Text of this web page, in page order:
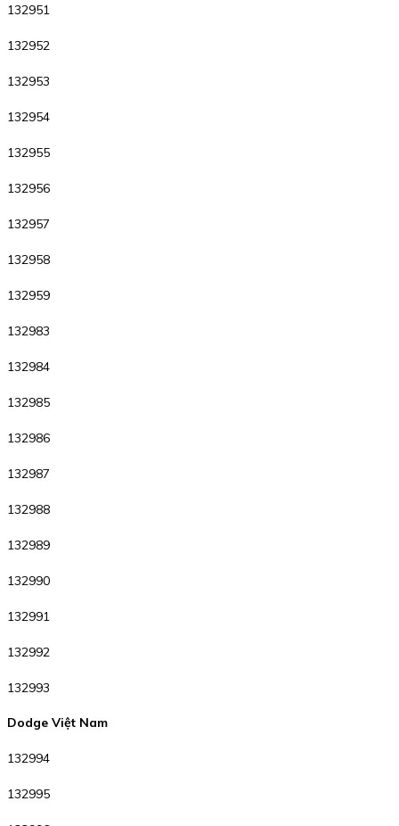
132951
132952
132953
132954
132955
132956
132957
132958
132959
132983
132984
132985
132986
132987
132988
132989
132990
132991
132992
132993
Dodge Việt Nam
132994
132995